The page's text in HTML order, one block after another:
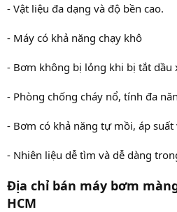
- Vật liệu đa dạng và độ bền cao.
- Máy có khả năng chạy khô
- Bơm không bị lỏng khi bị tắt dầu
- Phòng chống cháy nổ, tính đa
- Bơm có khả năng tự mồi, áp
- Nhiên liệu dễ tìm và dễ dàng
Địa chỉ bán máy bơm
HCM